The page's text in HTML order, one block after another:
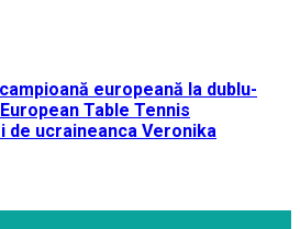
europeană la dublu-
Table Tennis
de ucraineanca Veronika